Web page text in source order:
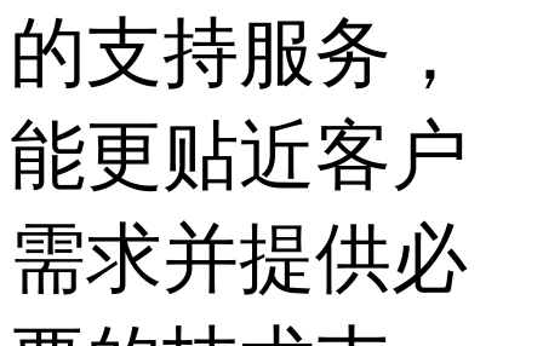
的支持服务，
能更贴近客户
需求并提供必